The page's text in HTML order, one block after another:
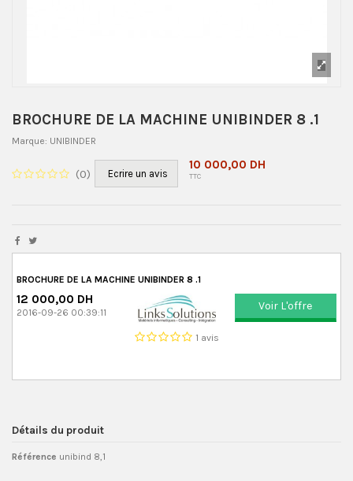
BROCHURE DE LA MACHINE UNIBINDER 8 .1
Marque: UNIBINDER
(0) Ecrire un avis
10 000,00 DH
TTC
BROCHURE DE LA MACHINE UNIBINDER 8 .1
12 000,00 DH
2016-09-26 00:39:11
1 avis
Voir L'offre
Détails du produit
Référence unibind 8,1